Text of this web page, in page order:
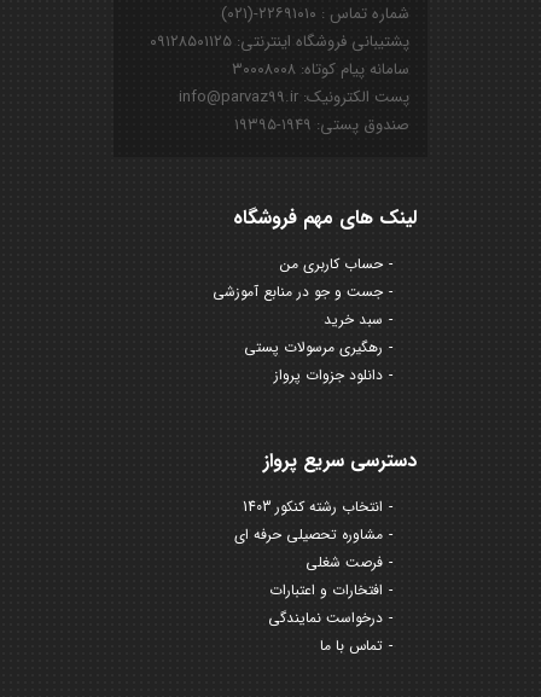
شماره تماس : ۲۲۶۹۱۰۱۰-(۰۲۱)
پشتیبانی فروشگاه اینترنتی: ۰۹۱۲۸۵۰۱۱۲۵
سامانه پیام کوتاه: ۳۰۰۰۸۰۰۸
پست الکترونیک: info@parvaz99.ir
صندوق پستی: ۱۹۴۹-۱۹۳۹۵
لینک های مهم فروشگاه
حساب کاربری من
جست و جو در منابع آموزشی
سبد خرید
رهگیری مرسولات پستی
دانلود جزوات پرواز
دسترسی سریع پرواز
انتخاب رشته کنکور 1403
مشاوره تحصیلی حرفه ای
فرصت شغلی
افتخارات و اعتبارات
درخواست نمایندگی
تماس با ما